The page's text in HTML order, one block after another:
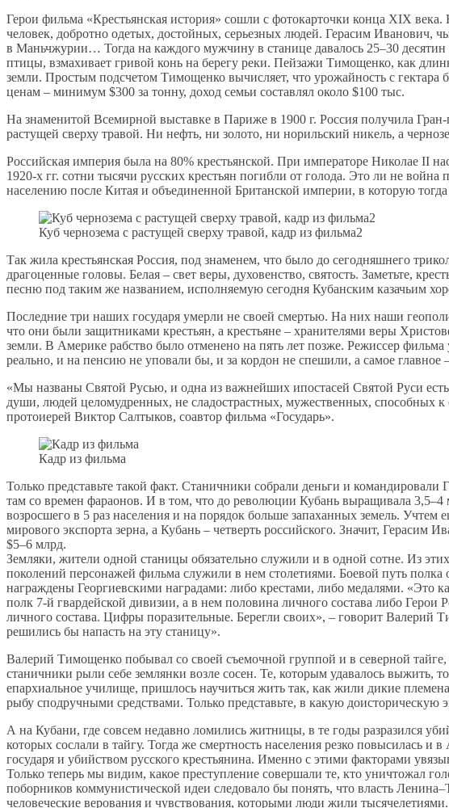
Герои фильма «Крестьянская история» сошли с фотокарточки конца XIX
человек, добротно одетых, достойных, серьезных людей. Герасим Иванович,
в Маньчжурии… Тогда на каждого мужчину в станице давалось 25–30
птицы, взмахивает гривой конь на берегу реки. Пейзажи Тимощенко, как
земли. Простым подсчетом Тимощенко вычисляет, что урожайность с
ценам – минимум $300 за тонну, доход семьи составлял около $100 тыс.
На знаменитой Всемирной выставке в Париже в 1900 г. Россия получила
растущей сверху травой. Ни нефть, ни золото, ни норильский никель, а
Российская империя была на 80% крестьянской. При императоре Николае II
1920-х гг. сотни тысячи русских крестьян погибли от голода. Это ли не
населению после Китая и объединенной Британской империи, в которую
Куб чернозема с растущей сверху травой, кадр из фильма2
Так жила крестьянская Россия, под знаменем, что было до сегодняшнего
драгоценные головы. Белая – свет веры, духовенство, святость. Заметьте,
песню под таким же названием, исполняемую сегодня Кубанским казачьим
Последние три наших государя умерли не своей смертью. На них наши
что они были защитниками крестьян, а крестьяне – хранителями веры
земли. В Америке рабство было отменено на пять лет позже. Режиссер
реально, и на пенсию не уповали бы, и за кордон не спешили, а самое
«Мы названы Святой Русью, и одна из важнейших ипостасей Святой Руси
души, людей целомудренных, не сладострастных, мужественных, способных
протоиерей Виктор Салтыков, соавтор фильма «Государь».
Кадр из фильма
Только представьте такой факт. Станичники собрали деньги и
там со времен фараонов. И в том, что до революции Кубань выращивала
возросшего в 5 раз населения и на порядок больше запаханных земель.
мирового экспорта зерна, а Кубань – четверть российского. Значит,
$5–6 млрд.
Земляки, жители одной станицы обязательно служили и в одной сотне. Из
поколений персонажей фильма служили в нем столетиями. Боевой путь
награждены Георгиевскими наградами: либо крестами, либо медалями.
полк 7-й гвардейской дивизии, а в нем половина личного состава либо
личного состава. Цифры поразительные. Берегли своих», – говорит
решились бы напасть на эту станицу».
Валерий Тимощенко побывал со своей съемочной группой и в северной
станичники рыли себе землянки возле сосен. Те, которым удавалось выжить,
епархиальное училище, пришлось научиться жить так, как жили дикие
рыбу сподручными средствами. Только представьте, в какую
А на Кубани, где совсем недавно ломились житницы, в те годы разразился
которых сослали в тайгу. Тогда же смертность населения резко повысилась
государя и убийством русского крестьянина. Именно с этими факторами
Только теперь мы видим, какое преступление совершали те, кто уничтожал
поборников коммунистической идеи следовало бы понять, что власть
человеческие верования и чувствования, которыми люди жили тысячелетиями.